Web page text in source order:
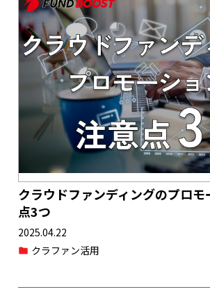
クラウドファンディングのプロ
点3つ
2025.04.22
クラファン活用